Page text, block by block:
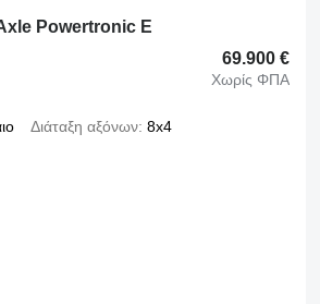
Powertronic E
69.900 €
Χωρίς ΦΠΑ
Διάταξη αξόνων 8x4